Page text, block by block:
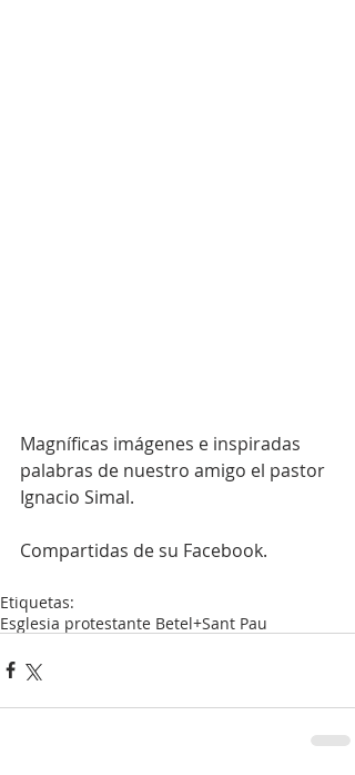
Magníficas imágenes e inspiradas
palabras de nuestro amigo el pastor
Ignacio Simal.
Compartidas de su Facebook.
Etiquetas:
Esglesia protestante Betel+Sant Pau